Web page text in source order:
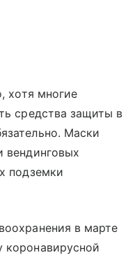
хотя многие
средства защиты в
Маски
вендинговых
подземки
в марте
коронавирусной